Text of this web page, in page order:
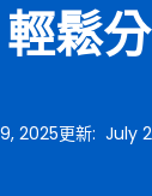
鬆
2025更新:July